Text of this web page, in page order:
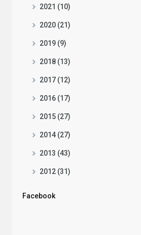
2021 (10)
2020 (21)
2019 (9)
2018 (13)
2017 (12)
2016 (17)
2015 (27)
2014 (27)
2013 (43)
2012 (31)
Facebook